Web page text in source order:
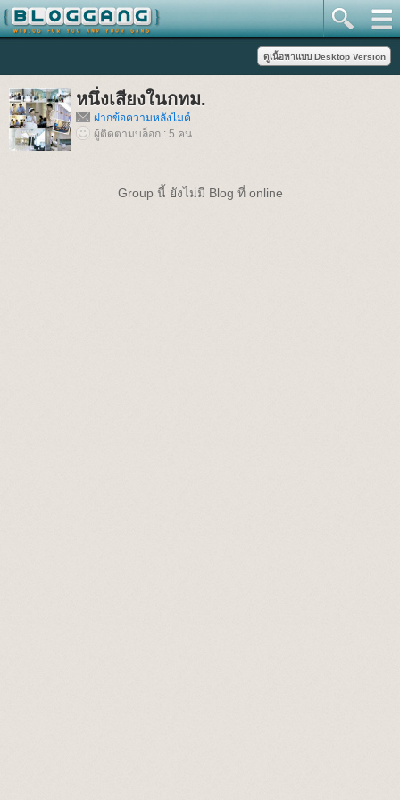
หนึ่งเสียงในกทม.
ฝากข้อความหลังไมค์
ผู้ติดตามบล็อก : 5 คน
Group นี้ ยังไม่มี Blog ที่ online